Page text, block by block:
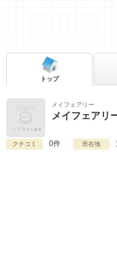
メイフェアリー
メイフェアリ
クチコミ 0件 所在地
トップ